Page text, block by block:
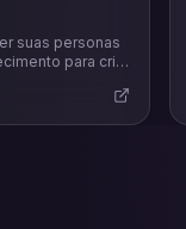
suas personas
para criar